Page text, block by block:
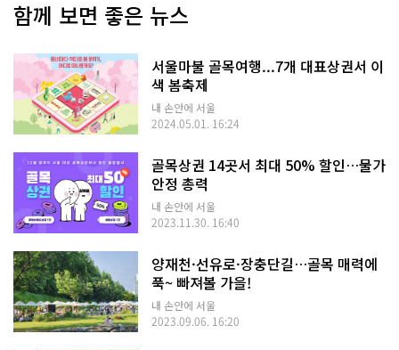
함께 보면 좋은 뉴스
서울마불 골목여행...7개 대표상권서 이
색 봄축제
내 손안에 서울
2024.05.01. 16:24
골목상권 14곳서 최대 50% 할인…물가
안정 총력
내 손안에 서울
2023.11.30. 16:40
양재천·선유로·장충단길…골목 매력에
푹~ 빠져볼 가을!
내 손안에 서울
2023.09.06. 16:20